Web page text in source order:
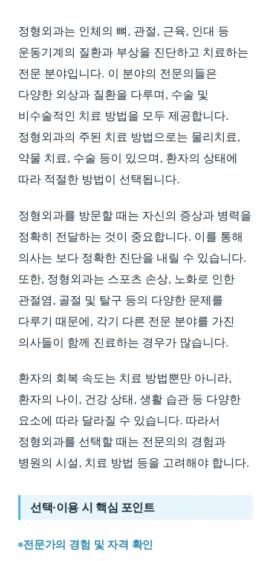
정형외과는 인체의 뼈, 관절, 근육, 인대 등
운동기계의 질환과 부상을 진단하고 치료하는
전문 분야입니다. 이 분야의 전문의들은
다양한 외상과 질환을 다루며, 수술 및
비수술적인 치료 방법을 모두 제공합니다.
정형외과의 주된 치료 방법으로는 물리치료,
약물 치료, 수술 등이 있으며, 환자의 상태에
따라 적절한 방법이 선택됩니다.
정형외과를 방문할 때는 자신의 증상과 병력을
정확히 전달하는 것이 중요합니다. 이를 통해
의사는 보다 정확한 진단을 내릴 수 있습니다.
또한, 정형외과는 스포츠 손상, 노화로 인한
관절염, 골절 및 탈구 등의 다양한 문제를
다루기 때문에, 각기 다른 전문 분야를 가진
의사들이 함께 진료하는 경우가 많습니다.
환자의 회복 속도는 치료 방법뿐만 아니라,
환자의 나이, 건강 상태, 생활 습관 등 다양한
요소에 따라 달라질 수 있습니다. 따라서
정형외과를 선택할 때는 전문의의 경험과
병원의 시설, 치료 방법 등을 고려해야 합니다.
선택·이용 시 핵심 포인트
전문가의 경험 및 자격 확인